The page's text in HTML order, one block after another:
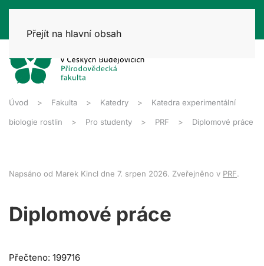
Přejít na hlavní obsah
Úvod Fakulta Katedry Katedra experimentální
biologie rostlin Pro studenty PRF Diplomové práce
Napsáno od Marek Kincl dne 7. srpen 2026. Zveřejněno v PRF.
Diplomové práce
Přečteno: 199716